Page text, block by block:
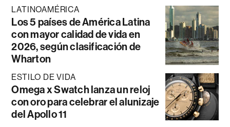
LATINOAMÉRICA
Los 5 países de América Latina
con mayor calidad de vida en
2026, según clasificación de
Wharton
ESTILO DE VIDA
Omega x Swatch lanza un reloj
con oro para celebrar el alunizaje
del Apollo 11